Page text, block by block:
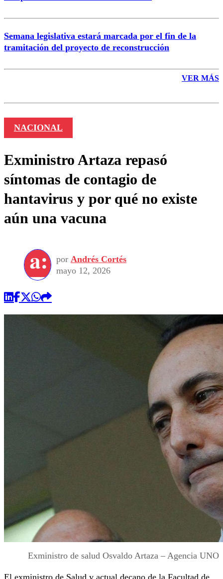
Semana legislativa estará marcada por el fin de la
tramitación del proyecto de reconstrucción
VER MÁS
NACIONAL
Exministro Artaza repasó
síntomas de contagio de
hantavirus y por qué no existe
aún una vacuna
por Andrés Cortés
mayo 12, 2026
Exministro de salud Osvaldo Artaza – Agencia UNO